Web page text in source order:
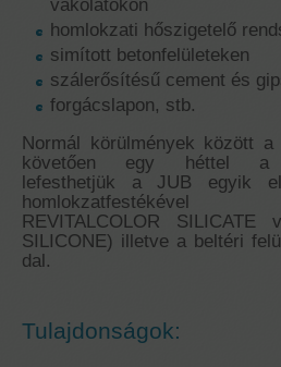
vakolatokon
homlokzati hőszigetelő
simított betonfelületeken
szálerősítésű cement és
forgácslapon, stb.
Normál körülmények között
követően egy héttel a
lefesthetjük a JUB egyik
homlokzatfestékével
REVITALCOLOR SILICATE
SILICONE) illetve a beltéri
dal.
Tulajdonságok: